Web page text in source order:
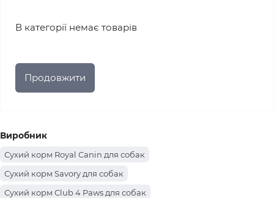
В категорії немає товарів
Продовжити
Виробник
Сухий корм Royal Canin для собак
Сухий корм Savory для собак
Сухий корм Club 4 Paws для собак